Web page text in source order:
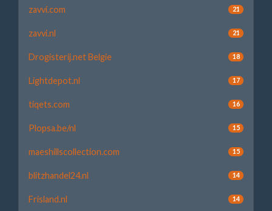
zavvi.com 21
zavvi.nl 21
Drogisterij.net Belgie 18
Lightdepot.nl 17
tiqets.com 16
Plopsa.be/nl 15
maeshillscollection.com 15
blitzhandel24.nl 14
Frisland.nl 14